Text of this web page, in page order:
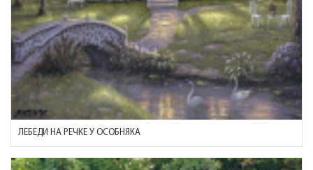
ЛЕБЕДИ НА РЕЧКЕ У ОСОБНЯКА